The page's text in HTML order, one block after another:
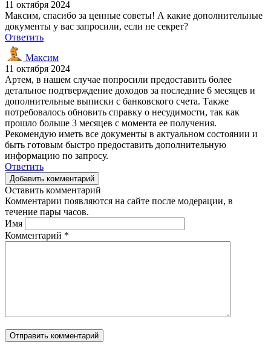
11 октября 2024
Максим, спасибо за ценные советы! А какие дополнительные
документы у вас запросили, если не секрет?
Ответить
Максим
11 октября 2024
Артем, в нашем случае попросили предоставить более
детальное подтверждение доходов за последние 6 месяцев и
дополнительные выписки с банковского счета. Также
потребовалось обновить справку о несудимости, так как
прошло больше 3 месяцев с момента ее получения.
Рекомендую иметь все документы в актуальном состоянии и
быть готовым быстро предоставить дополнительную
информацию по запросу.
Ответить
Добавить комментарий
Оставить комментарий
Комментарии появляются на сайте после модерации, в
течение пары часов.
Имя
Комментарий *